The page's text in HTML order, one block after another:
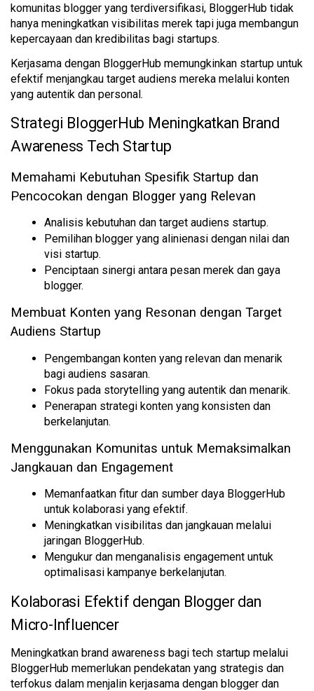
komunitas blogger yang terdiversifikasi, BloggerHub tidak
hanya meningkatkan visibilitas merek tapi juga membangun
kepercayaan dan kredibilitas bagi startups.
Kerjasama dengan BloggerHub memungkinkan startup untuk
efektif menjangkau target audiens mereka melalui konten
yang autentik dan personal.
Strategi BloggerHub Meningkatkan Brand
Awareness Tech Startup
Memahami Kebutuhan Spesifik Startup dan
Pencocokan dengan Blogger yang Relevan
Analisis kebutuhan dan target audiens startup.
Pemilihan blogger yang alinienasi dengan nilai dan
visi startup.
Penciptaan sinergi antara pesan merek dan gaya
blogger.
Membuat Konten yang Resonan dengan Target
Audiens Startup
Pengembangan konten yang relevan dan menarik
bagi audiens sasaran.
Fokus pada storytelling yang autentik dan menarik.
Penerapan strategi konten yang konsisten dan
berkelanjutan.
Menggunakan Komunitas untuk Memaksimalkan
Jangkauan dan Engagement
Memanfaatkan fitur dan sumber daya BloggerHub
untuk kolaborasi yang efektif.
Meningkatkan visibilitas dan jangkauan melalui
jaringan BloggerHub.
Mengukur dan menganalisis engagement untuk
optimalisasi kampanye berkelanjutan.
Kolaborasi Efektif dengan Blogger dan
Micro-Influencer
Meningkatkan brand awareness bagi tech startup melalui
BloggerHub memerlukan pendekatan yang strategis dan
terfokus dalam menjalin kerjasama dengan blogger dan